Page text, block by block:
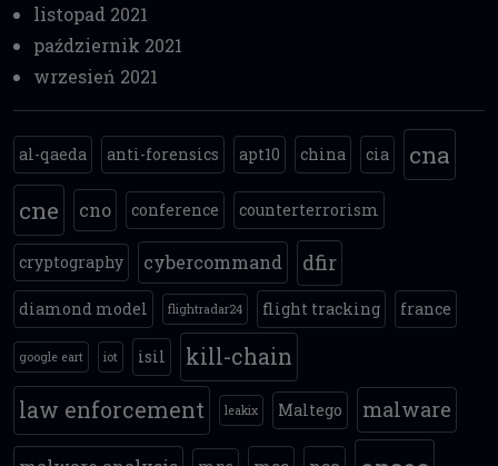
listopad 2021
październik 2021
wrzesień 2021
al-qaeda anti-forensics apt10 china cia
cna
cne
cno conference counterterrorism
cryptography cybercommand dfir
diamond model flightradar24 flight tracking france
google eart iot isil
kill-chain
law enforcement
leakix Maltego malware